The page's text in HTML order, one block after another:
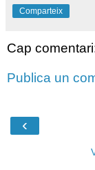
Comparteix
Cap
Publica un
‹